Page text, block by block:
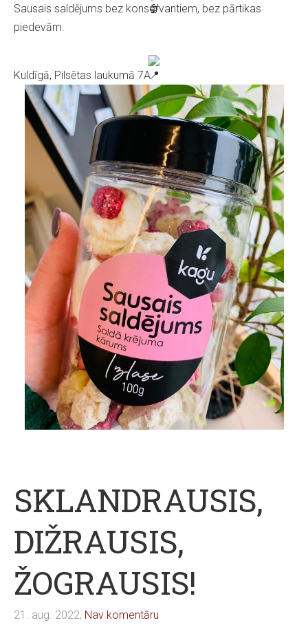
Sausais saldējums bez konservantiem, bez pārtikas
piedevām.
Kuldīgā, Pilsētas laukumā 7A
SKLANDRAUSIS,
DIŽRAUSIS,
ŽOGRAUSIS!
21. aug. 2022, Nav komentāru